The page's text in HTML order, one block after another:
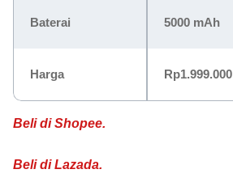
Baterai 5000 mAh
Harga Rp1.999.000
Beli di Shopee.
Beli di Lazada.